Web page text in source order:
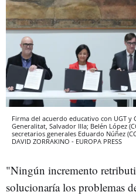
Firma del acuerdo educativo con UGT y
Generalitat, Salvador Illa; Belén López
secretarios generales Eduardo Núñez
DAVID ZORRAKINO - EUROPA PRESS
"Ningún incremento
solucionaría los problemas